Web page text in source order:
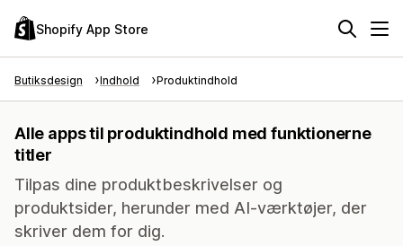
Shopify App Store
Butiksdesign Indhold Produktindhold
Alle apps til produktindhold med funktionerne
titler
Tilpas dine produktbeskrivelser og
produktsider, herunder med AI-værktøjer, der
skriver dem for dig.